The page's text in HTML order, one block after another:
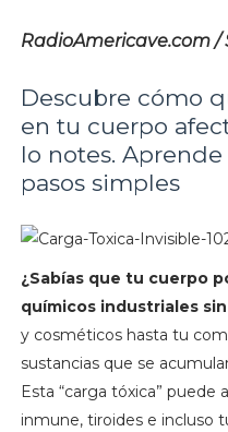
RadioAmericave.com /
Descubre cómo
en tu cuerpo
lo notes.
pasos simples
¿Sabías que tu cuerpo
químicos industriales
y cosméticos hasta tu
sustancias que se
Esta “carga tóxica” puede
inmune, tiroides e incluso